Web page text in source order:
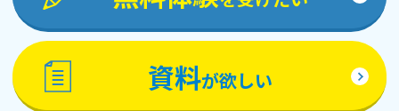
資料が欲しい